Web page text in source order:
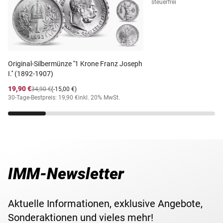
Nominale 5, 10, 20, 50, 100, 200 und 500 Lire in
prägefrischer Sammlerqualität. Ihr beeindruckendes 7er-
Set zu Ehren von Jesu erhalten Sie inklusive hochwertigem
Sammelalbum mit informativem Hintergrundwissen.
Material Diverse
Prägequalität /
Erhaltung
prägefrisch
Nennwert
500 Lire
Maße
Gewicht Diverse
Lieferzeit 3-5 Werktage
Original-Silbermünze ''1 Krone Franz Joseph
I.'' (1892-1907)
19,90 €
(-15,00 €)
34,90 €
30-Tage-Bestpreis: 19,90 €inkl. 20% MwSt.
steuerfrei
IMM-Newsletter
Aktuelle Informationen, exklusive Angebote,
Sonderaktionen und vieles mehr!